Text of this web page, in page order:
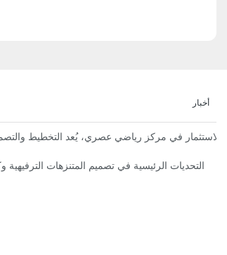
أخبار
إعلان رسمي | نظرة أولى على
التحديات الرئيسية في تصميم المتنزهات الترفيهية